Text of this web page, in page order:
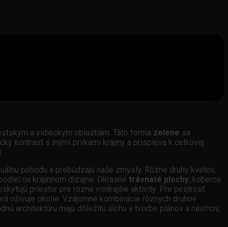
a vidieckym oblastiam. Táto forma zelene sa
kontrast s inými prvkami krajiny a prispieva k celkovej
pohodu a prebúdzajú naše zmysly. Rôzne druhy kvetov,
na krajinnom dizajne. Okrasné trávnaté plochy, koberce
priestor pre rôzne vonkajšie aktivity. Pre pestrosť
oživuje okolie. Vzájomné kombinácie rôznych druhov
architektúru majú dôležitú úlohu v tvorbe plánov a návrhov,